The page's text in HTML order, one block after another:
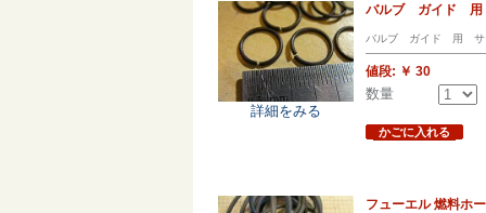
詳細をみる
バルブ ガイド
バルブ ガイド 用 サ
値段: ￥ 30
数量
かごに入れる
フューエル 燃料